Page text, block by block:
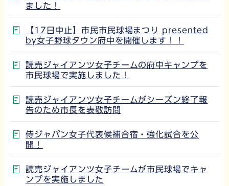
ました！
【17日中止】市民市民球場まつり presented
by女子野球タウン府中を開催します！！
読売ジャイアンツ女子チームの府中キャンプを
市民球場で実施しました！
読売ジャイアンツ女子チームがシーズン終了報
告のため市長を表敬訪問
侍ジャパン女子代表候補合宿・強化試合を公
開！
読売ジャイアンツ女子チームが市民球場でキャ
ンプを実施しました